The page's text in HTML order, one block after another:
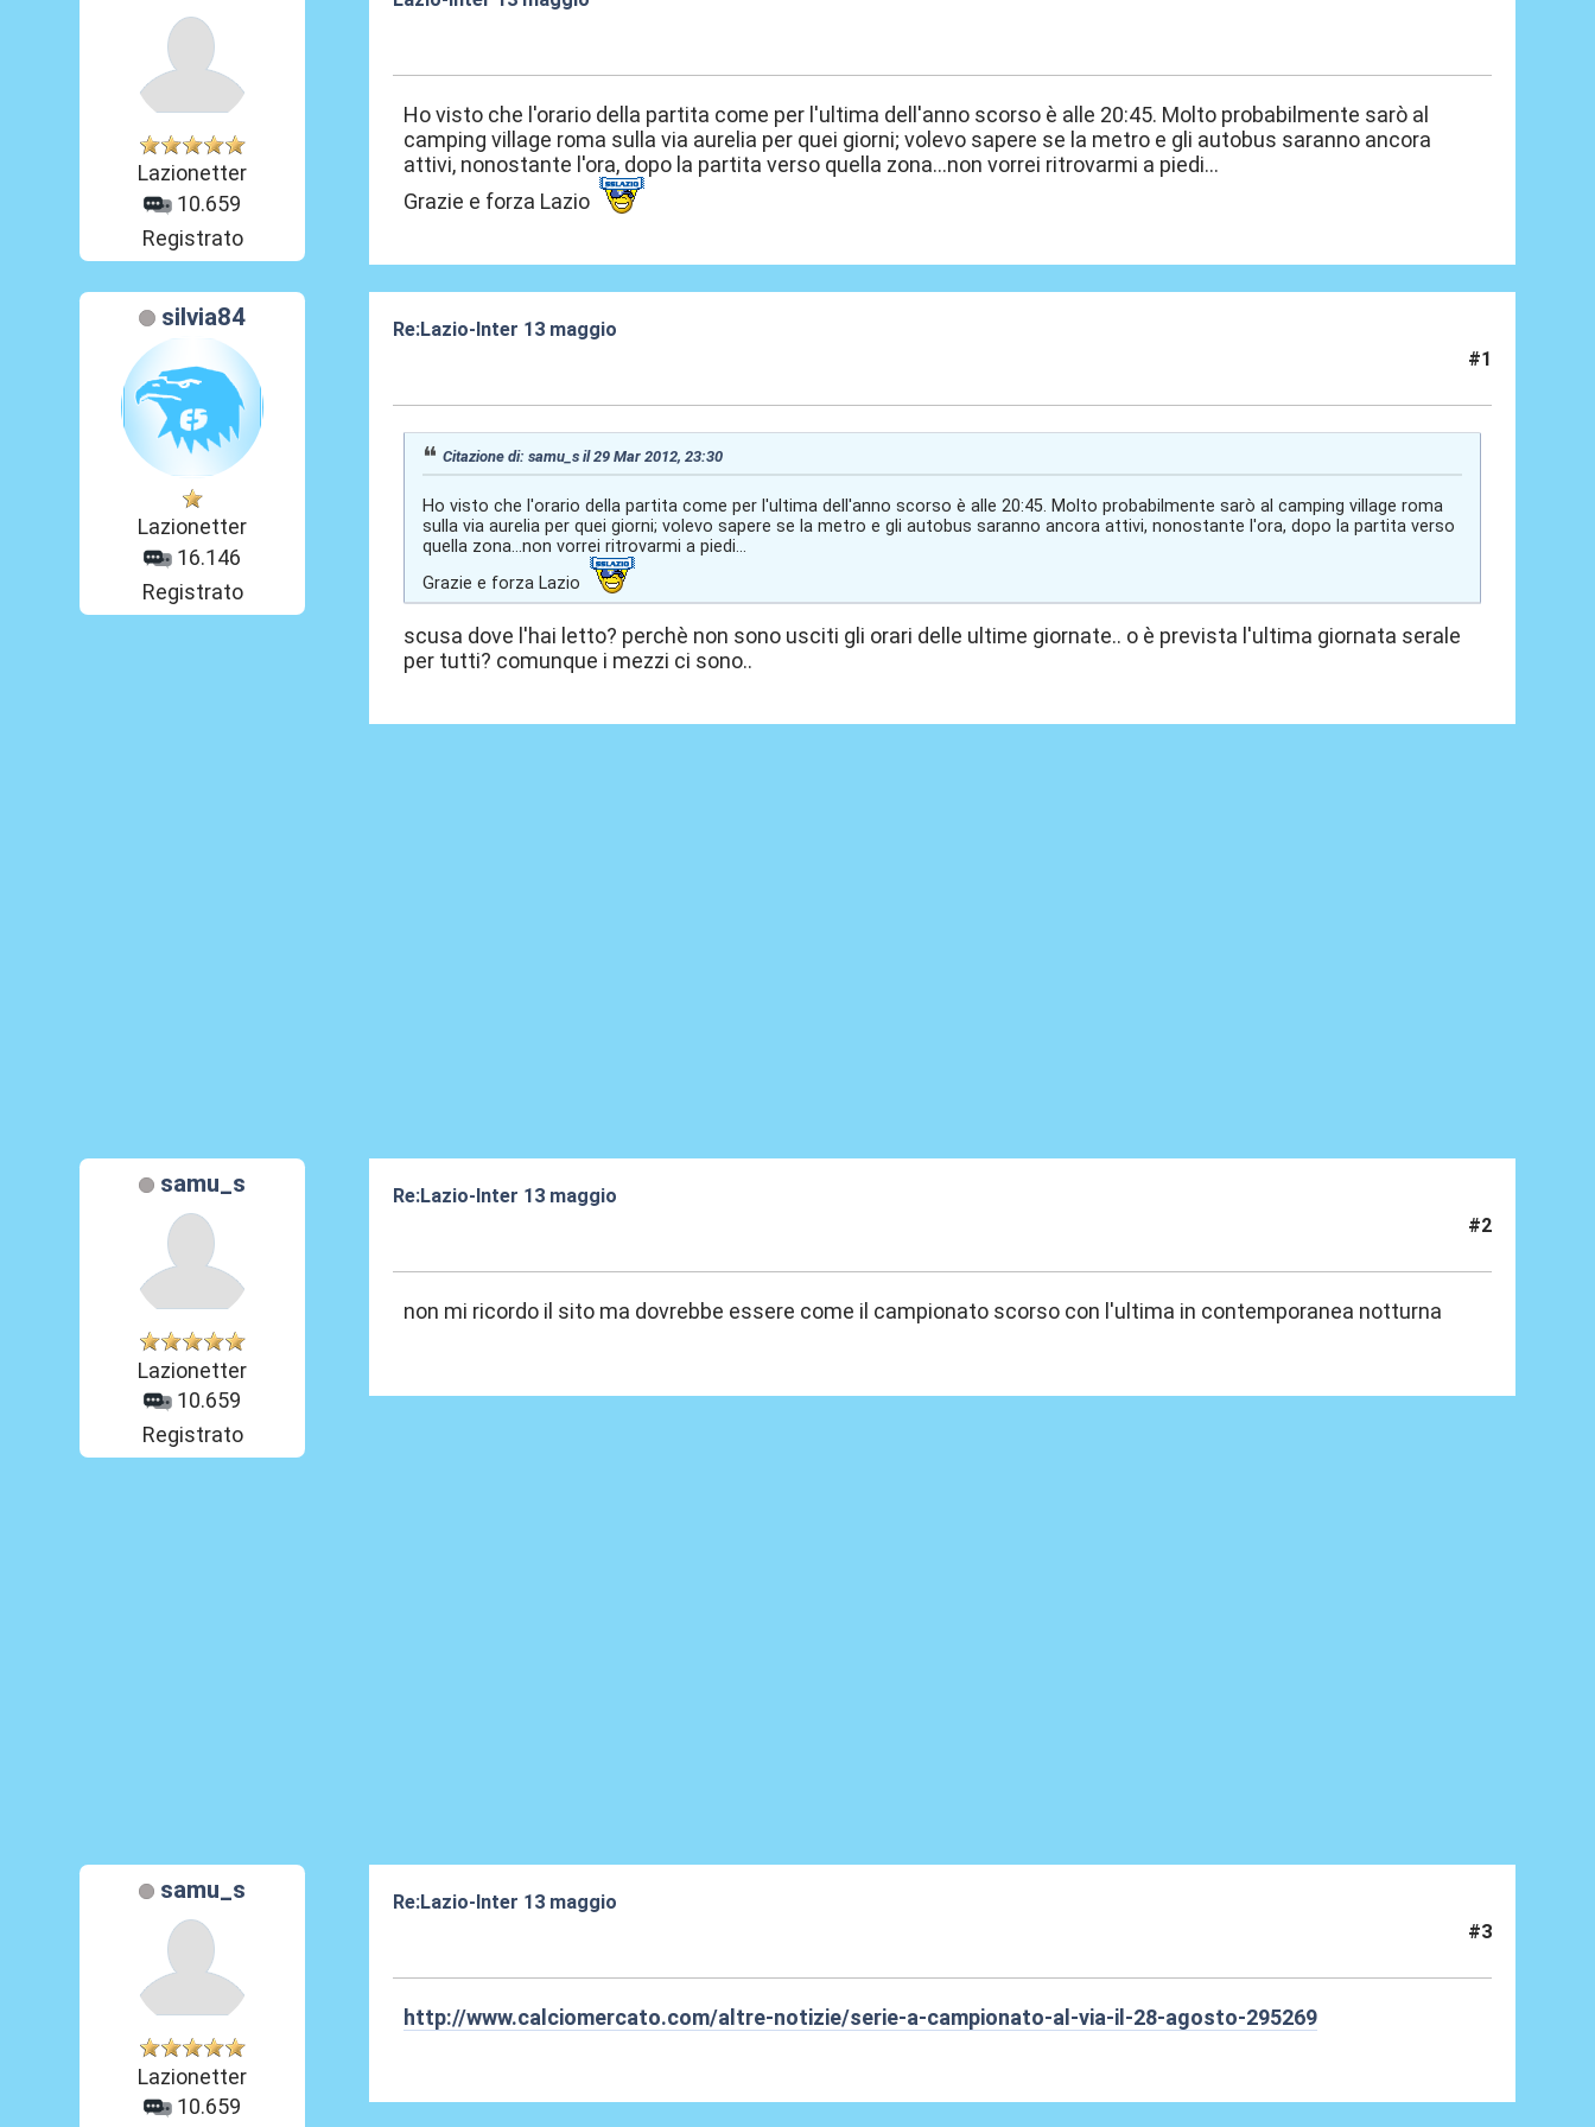
Lazionetter
10.659
Registrato
Ho visto che l'orario della partita come per l'ultima dell'anno scorso è alle 20:45. Molto probabilmente sarò al
camping village roma sulla via aurelia per quei giorni; volevo sapere se la metro e gli autobus saranno ancora
attivi, nonostante l'ora, dopo la partita verso quella zona...non vorrei ritrovarmi a piedi...
Grazie e forza Lazio
silvia84
Lazionetter
16.146
Registrato
Re:Lazio-Inter 13 maggio
#1
Citazione di: samu_s il 29 Mar 2012, 23:30
Ho visto che l'orario della partita come per l'ultima dell'anno scorso è alle 20:45. Molto probabilmente sarò al camping village roma
sulla via aurelia per quei giorni; volevo sapere se la metro e gli autobus saranno ancora attivi, nonostante l'ora, dopo la partita verso
quella zona...non vorrei ritrovarmi a piedi...
Grazie e forza Lazio
scusa dove l'hai letto? perchè non sono usciti gli orari delle ultime giornate.. o è prevista l'ultima giornata serale
per tutti? comunque i mezzi ci sono..
samu_s
Lazionetter
10.659
Registrato
Re:Lazio-Inter 13 maggio
#2
non mi ricordo il sito ma dovrebbe essere come il campionato scorso con l'ultima in contemporanea notturna
samu_s
Lazionetter
10.659
Re:Lazio-Inter 13 maggio
#3
http://www.calciomercato.com/altre-notizie/serie-a-campionato-al-via-il-28-agosto-295269